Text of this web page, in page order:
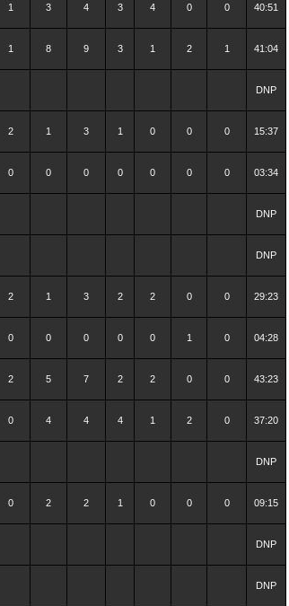
1 3 4 3 4 0 0 40:51
1 8 9 3 1 2 1 41:04
DNP
2 1 3 1 0 0 0 15:37
0 0 0 0 0 0 0 03:34
DNP
DNP
2 1 3 2 2 0 0 29:23
0 0 0 0 0 1 0 04:28
2 5 7 2 2 0 0 43:23
0 4 4 4 1 2 0 37:20
DNP
0 2 2 1 0 0 0 09:15
DNP
DNP